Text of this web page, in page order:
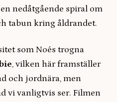
nedåtgående spiral om
tabun kring åldrandet.
som Noés trogna
, vilken här framställer
och jordnära, men
vi vanligtvis ser. Filmen